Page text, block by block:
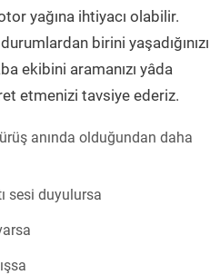
yağına ihtiyacı olabilir.
birini yaşadığınızı
ekibini aramanızı yâda
etmenizi tavsiye ederiz.
anında olduğundan daha
sesi duyulursa